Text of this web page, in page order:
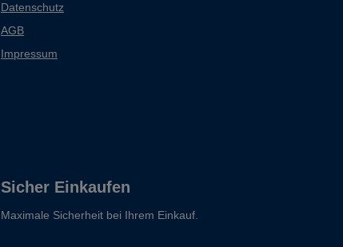
Datenschutz
AGB
Impressum
Sicher Einkaufen
Maximale Sicherheit bei Ihrem Einkauf.